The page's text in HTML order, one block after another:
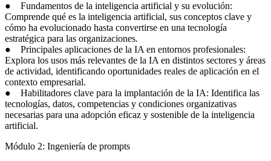
● Fundamentos de la inteligencia artificial y su evolución:
Comprende qué es la inteligencia artificial, sus conceptos clave y
cómo ha evolucionado hasta convertirse en una tecnología
estratégica para las organizaciones.
● Principales aplicaciones de la IA en entornos profesionales:
Explora los usos más relevantes de la IA en distintos sectores y áreas
de actividad, identificando oportunidades reales de aplicación en el
contexto empresarial.
● Habilitadores clave para la implantación de la IA: Identifica las
tecnologías, datos, competencias y condiciones organizativas
necesarias para una adopción eficaz y sostenible de la inteligencia
artificial.
Módulo 2: Ingeniería de prompts